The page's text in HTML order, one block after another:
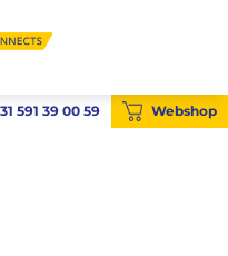
Webshop
591 39 00 59